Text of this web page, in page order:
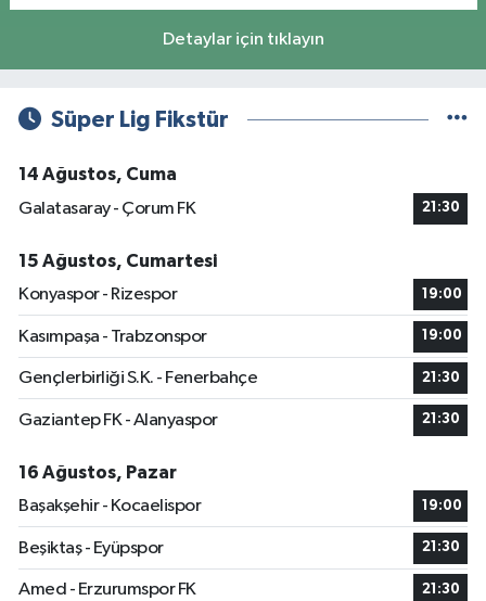
Detaylar için tıklayın
Süper Lig Fikstür
14 Ağustos, Cuma
Galatasaray - Çorum FK
21:30
15 Ağustos, Cumartesi
Konyaspor - Rizespor
19:00
Kasımpaşa - Trabzonspor 19:00
Gençlerbirliği S.K. - Fenerbahçe 21:30
Gaziantep FK - Alanyaspor 21:30
16 Ağustos, Pazar
Başakşehir - Kocaelispor
19:00
Beşiktaş - Eyüpspor 21:30
Amed - Erzurumspor FK 21:30